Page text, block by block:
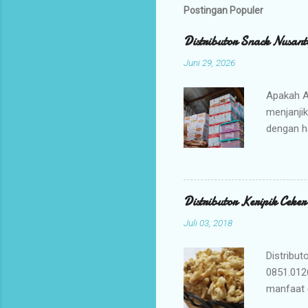
Postingan Populer
Distributor Snack
Juni 29, 2026
Apakah
dengan
jajanan
kami
Distributor Keripik
Juli 03, 2018
manfaat